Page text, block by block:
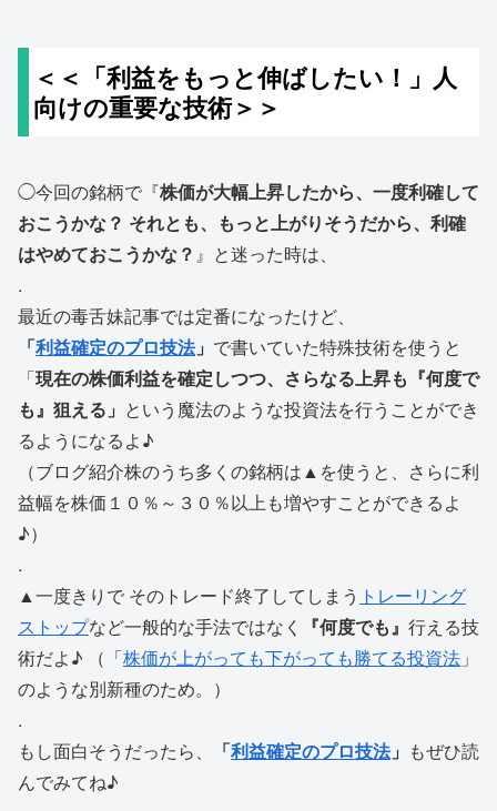
＜＜「利益をもっと伸ばしたい！」人
向けの重要な技術＞＞
◯今回の銘柄で『株価が大幅上昇したから、一度利確して
おこうかな？ それとも、もっと上がりそうだから、利確
はやめておこうかな？ 』と迷った時は、
.
最近の毒舌妹記事では定番になったけど、
「利益確定のプロ技法」 で書いていた特殊技術を使うと
「現在の株価利益を確定しつつ、さらなる上昇も『何度で
も』狙える」 という魔法のような投資法を行うことができ
るようになるよ♪
（ブログ紹介株のうち多くの銘柄は▲を使うと、さらに利
益幅を株価１０％～３０％以上も増やすことができるよ
♪）
.
▲一度きりで そのトレード終了してしまう トレーリング
ストップなど一般的な手法ではなく 『何度でも』 行える技
術だよ♪ （「株価が上がっても下がっても勝てる投資法 」
のような別新種のため。）
.
もし面白そうだったら、
「利益確定のプロ技法」 もぜひ読
んでみてね♪